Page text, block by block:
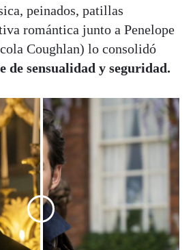
peinados, patillas
romántica junto a Penelope
Coughlan) lo consolidó
de sensualidad y seguridad.